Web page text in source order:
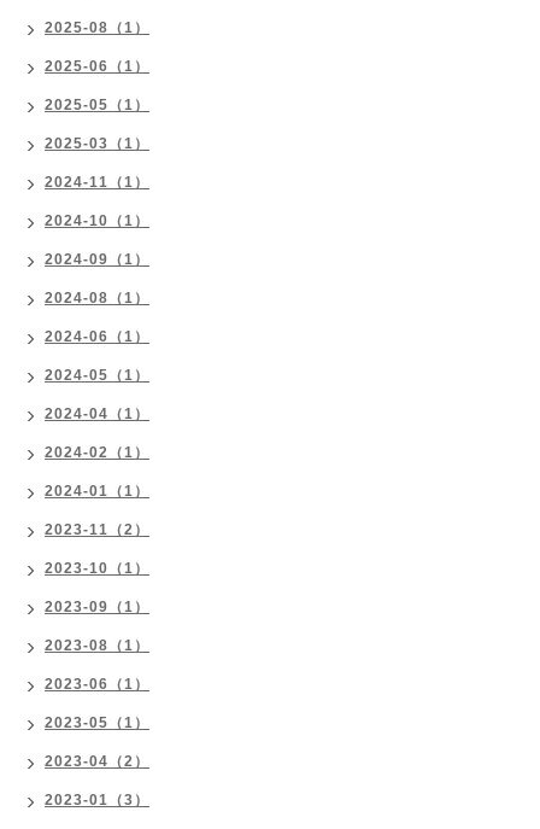
2025-08（1）
2025-06（1）
2025-05（1）
2025-03（1）
2024-11（1）
2024-10（1）
2024-09（1）
2024-08（1）
2024-06（1）
2024-05（1）
2024-04（1）
2024-02（1）
2024-01（1）
2023-11（2）
2023-10（1）
2023-09（1）
2023-08（1）
2023-06（1）
2023-05（1）
2023-04（2）
2023-01（3）